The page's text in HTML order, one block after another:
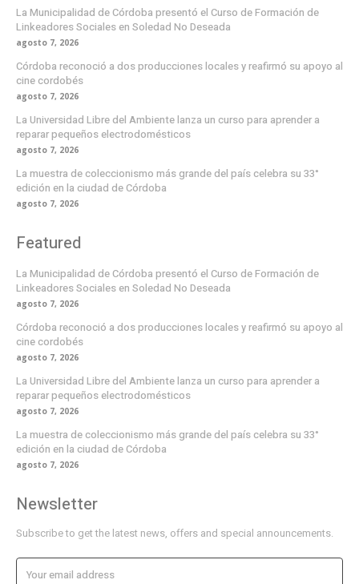
La Municipalidad de Córdoba presentó el Curso de Formación de
Linkeadores Sociales en Soledad No Deseada
agosto 7, 2026
Córdoba reconoció a dos producciones locales y reafirmó su apoyo al
cine cordobés
agosto 7, 2026
La Universidad Libre del Ambiente lanza un curso para aprender a
reparar pequeños electrodomésticos
agosto 7, 2026
La muestra de coleccionismo más grande del país celebra su 33°
edición en la ciudad de Córdoba
agosto 7, 2026
Featured
La Municipalidad de Córdoba presentó el Curso de Formación de
Linkeadores Sociales en Soledad No Deseada
agosto 7, 2026
Córdoba reconoció a dos producciones locales y reafirmó su apoyo al
cine cordobés
agosto 7, 2026
La Universidad Libre del Ambiente lanza un curso para aprender a
reparar pequeños electrodomésticos
agosto 7, 2026
La muestra de coleccionismo más grande del país celebra su 33°
edición en la ciudad de Córdoba
agosto 7, 2026
Newsletter
Subscribe to get the latest news, offers and special announcements.